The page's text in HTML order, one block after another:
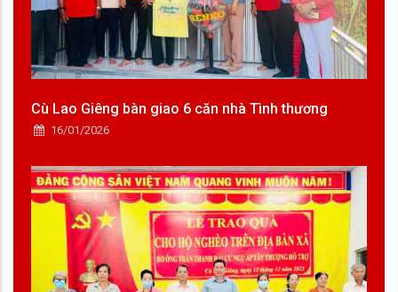
Cù Lao Giêng bàn giao 6 căn nhà Tình thương
16/01/2026